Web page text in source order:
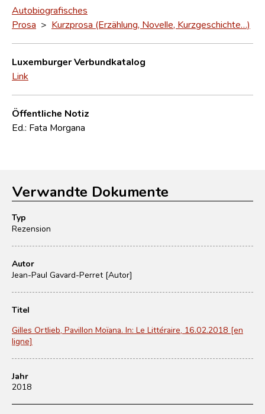
Autobiografisches
Prosa > Kurzprosa (Erzählung, Novelle, Kurzgeschichte…)
Luxemburger Verbundkatalog
Link
Öffentliche Notiz
Ed.: Fata Morgana
Verwandte Dokumente
Typ
Rezension
Autor
Jean-Paul Gavard-Perret [Autor]
Titel
Gilles Ortlieb, Pavillon Moïana. In: Le Littéraire, 16.02.2018 [en
ligne]
Jahr
2018